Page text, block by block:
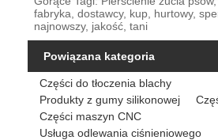
fabryka, dostawcy, kup, hurtowy,
najnowszy, jakość, tani
Powiązana kategoria
Części do tłoczenia blachy
Produkty z gumy silikonowej
Części maszyn CNC
Usługa odlewania ciśnieniowego